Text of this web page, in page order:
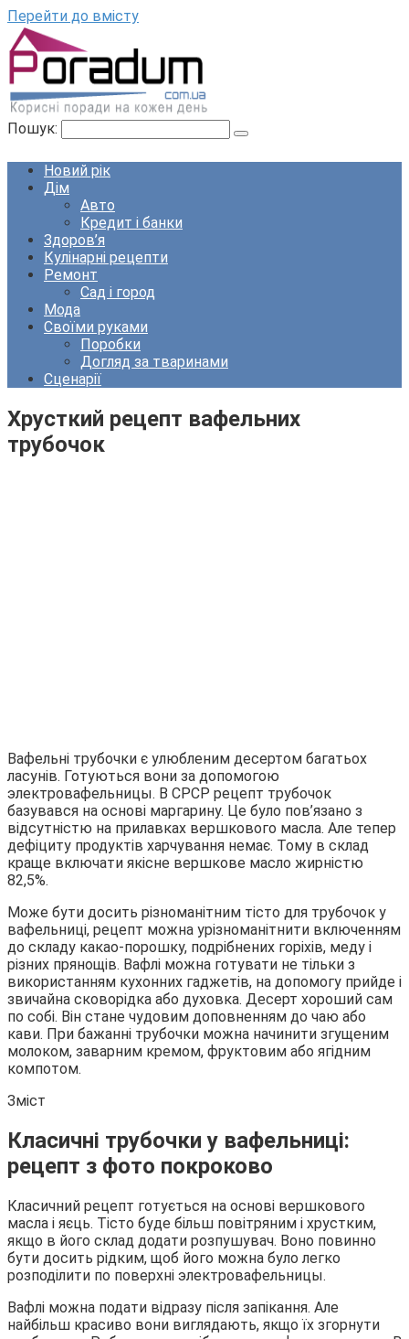
Перейти до вмісту
Пошук:
Новий рік
Дім
Авто
Кредит і банки
Здоров’я
Кулінарні рецепти
Ремонт
Сад і город
Мода
Своїми руками
Поробки
Догляд за тваринами
Сценарії
Хрусткий рецепт вафельних
трубочок
Вафельні трубочки є улюбленим десертом багатьох
ласунів. Готуються вони за допомогою
электровафельницы. В СРСР рецепт трубочок
базувався на основі маргарину. Це було пов’язано з
відсутністю на прилавках вершкового масла. Але тепер
дефіциту продуктів харчування немає. Тому в склад
краще включати якісне вершкове масло жирністю
82,5%.
Може бути досить різноманітним тісто для трубочок у
вафельниці, рецепт можна урізноманітнити включенням
до складу какао-порошку, подрібнених горіхів, меду і
різних прянощів. Вафлі можна готувати не тільки з
використанням кухонних гаджетів, на допомогу прийде і
звичайна сковорідка або духовка. Десерт хороший сам
по собі. Він стане чудовим доповненням до чаю або
кави. При бажанні трубочки можна начинити згущеним
молоком, заварним кремом, фруктовим або ягідним
компотом.
Зміст
Класичні трубочки у вафельниці:
рецепт з фото покроково
Класичний рецепт готується на основі вершкового
масла і яєць. Тісто буде більш повітряним і хрустким,
якщо в його склад додати розпушувач. Воно повинно
бути досить рідким, щоб його можна було легко
розподілити по поверхні электровафельницы.
Вафлі можна подати відразу після запікання. Але
найбільш красиво вони виглядають, якщо їх згорнути